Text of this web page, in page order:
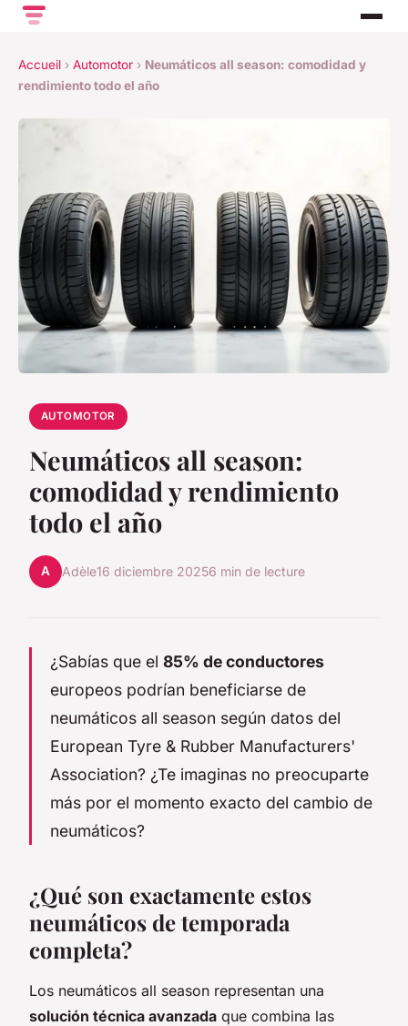
Accueil › Automotor › Neumáticos all season: comodidad y
rendimiento todo el año
AUTOMOTOR
Neumáticos all season:
comodidad y rendimiento
todo el año
A Adèle16 diciembre 20256 min de lecture
¿Sabías que el 85% de conductores
europeos podrían beneficiarse de
neumáticos all season según datos del
European Tyre & Rubber Manufacturers'
Association? ¿Te imaginas no preocuparte
más por el momento exacto del cambio de
neumáticos?
¿Qué son exactamente estos
neumáticos de temporada
completa?
Los neumáticos all season representan una
solución técnica avanzada que combina las